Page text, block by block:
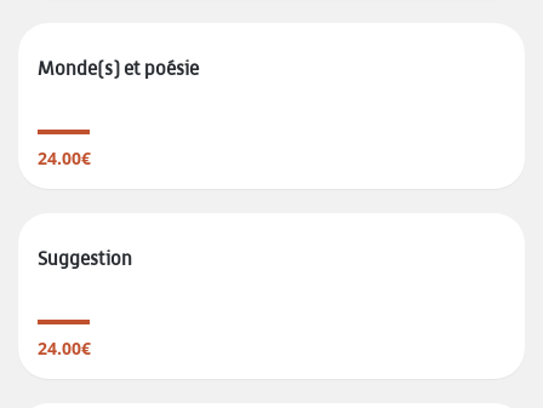
Monde(s) et poésie
24.00€
Suggestion
24.00€